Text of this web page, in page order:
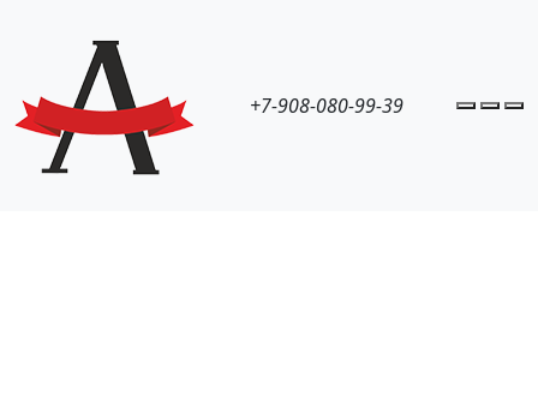
+7-908-080-99-39
Навесное оборудование Захват трелевочный